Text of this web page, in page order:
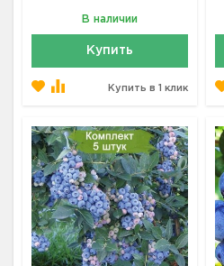
В наличии
Купить
Купить в 1 клик